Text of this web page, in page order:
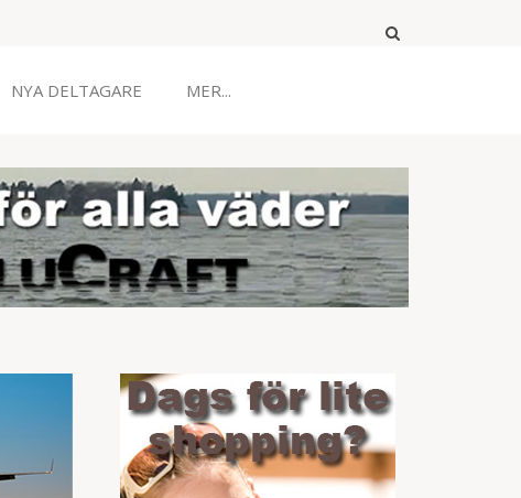
NYA DELTAGARE MER...